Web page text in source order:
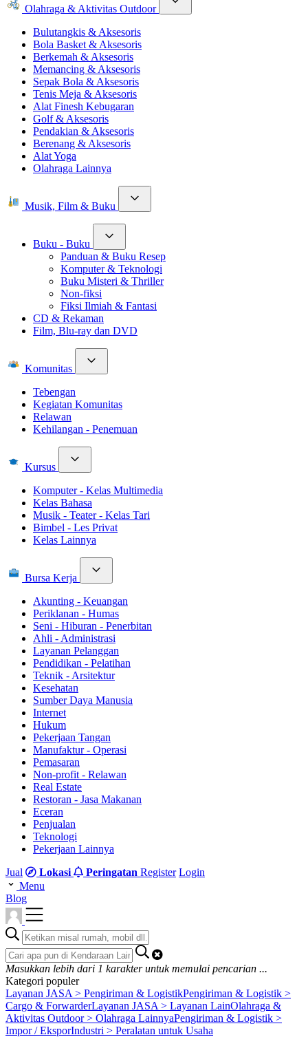
Olahraga & Aktivitas Outdoor
Bulutangkis & Aksesoris
Bola Basket & Aksesoris
Berkemah & Aksesoris
Memancing & Aksesoris
Sepak Bola & Aksesoris
Tenis Meja & Aksesoris
Alat Finesh Kebugaran
Golf & Aksesoris
Pendakian & Aksesoris
Berenang & Aksesoris
Alat Yoga
Olahraga Lainnya
Musik, Film & Buku
Buku - Buku
Panduan & Buku Resep
Komputer & Teknologi
Buku Misteri & Thriller
Non-fiksi
Fiksi Ilmiah & Fantasi
CD & Rekaman
Film, Blu-ray dan DVD
Komunitas
Tebengan
Kegiatan Komunitas
Relawan
Kehilangan - Penemuan
Kursus
Komputer - Kelas Multimedia
Kelas Bahasa
Musik - Teater - Kelas Tari
Bimbel - Les Privat
Kelas Lainnya
Bursa Kerja
Akunting - Keuangan
Periklanan - Humas
Seni - Hiburan - Penerbitan
Ahli - Administrasi
Layanan Pelanggan
Pendidikan - Pelatihan
Teknik - Arsitektur
Kesehatan
Sumber Daya Manusia
Internet
Hukum
Pekerjaan Tangan
Manufaktur - Operasi
Pemasaran
Non-profit - Relawan
Real Estate
Restoran - Jasa Makanan
Eceran
Penjualan
Teknologi
Pekerjaan Lainnya
Jual
Lokasi Peringatan Register Login
Menu
Blog
Masukkan lebih dari 1 karakter untuk memulai pencarian ...
Kategori populer
Layanan JASA > Pengiriman & LogistikPengiriman & Logistik >
Cargo & ForwarderLayanan JASA > Layanan LainOlahraga &
Aktivitas Outdoor > Olahraga LainnyaPengiriman & Logistik >
Impor / EksporIndustri > Peralatan untuk Usaha